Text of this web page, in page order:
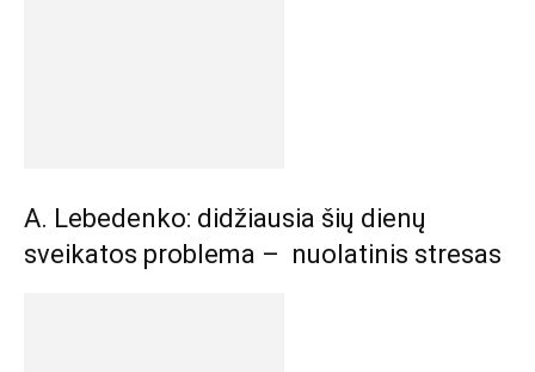
A. Lebedenko: didžiausia šių dienų
sveikatos problema – nuolatinis stresas